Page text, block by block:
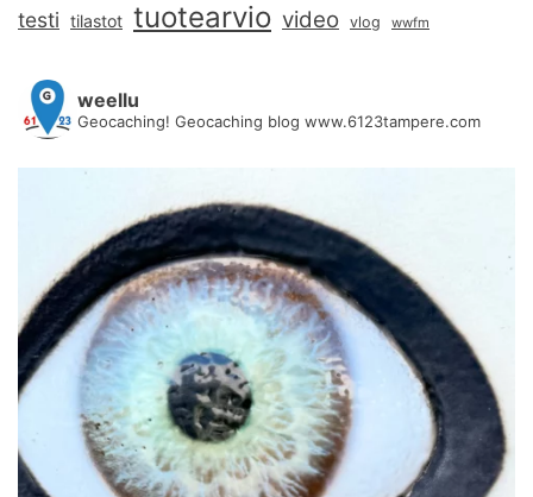
testi tilastot tuotearvio video vlog wwfm
weellu
Geocaching! Geocaching blog www.6123tampere.com